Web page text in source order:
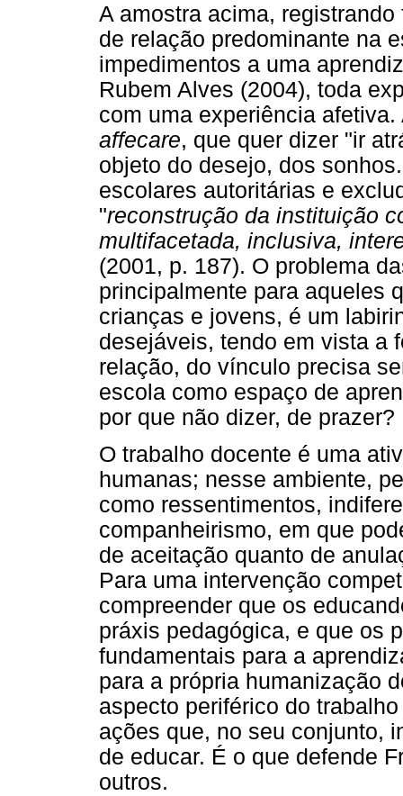
A amostra acima,
de relação predominante na
impedimentos a uma
Rubem Alves (2004), toda
com uma experiência
affecare, que quer dizer "ir
objeto do desejo, dos
escolares autoritárias e
"reconstrução da instituição
multifacetada, inclusiva,
(2001, p. 187). O problema
principalmente para aqueles
crianças e jovens, é um
desejáveis, tendo em vista a
relação, do vínculo precisa
escola como espaço de
por que não dizer, de prazer?
O trabalho docente é uma
humanas; nesse ambiente,
como ressentimentos,
companheirismo, em que
de aceitação quanto de
Para uma intervenção
compreender que os
práxis pedagógica, e que os
fundamentais para a
para a própria humanização
aspecto periférico do
ações que, no seu conjunto,
de educar. É o que defende
outros.